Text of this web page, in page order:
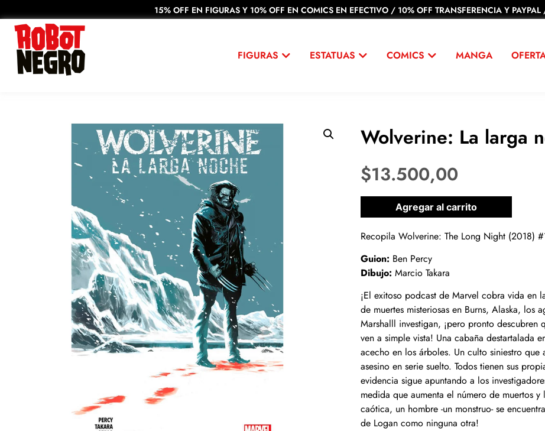
15% OFF EN FIGURAS Y 10% OFF EN COMICS EN EFECTIVO / 10% OFF TRANSFERENCIA Y PAYPAL
FIGURAS ESTATUAS COMICS MANGA
Wolverine: La larga
$13.500,00
1 disponibles
Agregar al carrito
Recopila Wolverine: The Long Night (2018)
Guion: Ben Percy
Dibujo: Marcio Takara
¡El exitoso podcast de Marvel cobra vida en
de muertes misteriosas en Burns, Alaska, los
Marshalll investigan, ¡pero pronto descubren
ven a simple vista! Una cabaña destartalada
acecho en los árboles. Un culto siniestro
asesino en serie suelto. Todos tienen sus
evidencia sigue apuntando a los
medida que aumenta el número de muertos
caótica, un hombre -un monstruo- se
de Logan como ninguna otra!